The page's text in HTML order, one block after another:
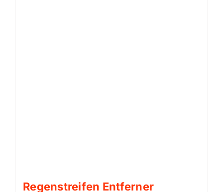
Regenstreifen Entferner